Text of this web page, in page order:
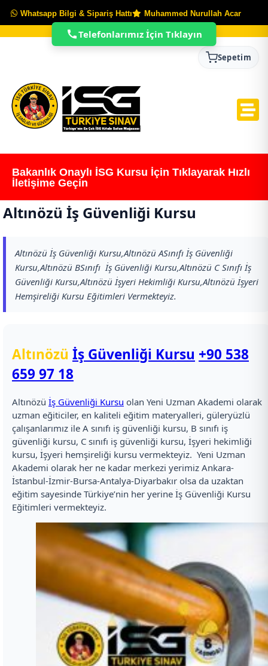
Whatsapp Bilgi & Sipariş Hattı Muhammed Nurullah Acar
Sepetim
Bakanlık Onaylı İSG Kursu İçin Tıklayarak Hızlı
İletişime Geçin
Altınözü İş Güvenliği Kursu
Altınözü İş Güvenliği Kursu,Altınözü ASınıfı İş Güvenliği
Kursu,Altınözü BSınıfı İş Güvenliği Kursu,Altınözü C Sınıfı İş
Güvenliği Kursu,Altınözü İşyeri Hekimliği Kursu,Altınözü İşyeri
Hemşireliği Kursu Eğitimleri Vermekteyiz.
Altınözü İş Güvenliği Kursu +90 538
659 97 18
Altınözü İş Güvenliği Kursu olan Yeni Uzman Akademi olarak
uzman eğiticiler, en kaliteli eğitim materyalleri, güleryüzlü
çalışanlarımız ile A sınıfı iş güvenliği kursu, B sınıfı iş
güvenliği kursu, C sınıfı iş güvenliği kursu, İşyeri hekimliği
kursu, İşyeri hemşireliği kursu vermekteyiz. Yeni Uzman
Akademi olarak her ne kadar merkezi yerimiz Ankara-
İstanbul-İzmir-Bursa-Antalya-Diyarbakır olsa da uzaktan
eğitim sayesinde Türkiye’nin her yerine İş Güvenliği Kursu
Eğitimleri vermekteyiz.
Telefonlarımız İçin Tıklayın